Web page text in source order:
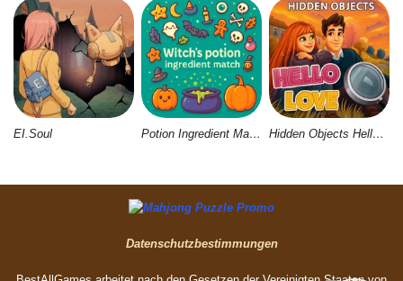
EI.Soul Potion Ingredient Match Hidden Objects Hello Love
Datenschutzbestimmungen